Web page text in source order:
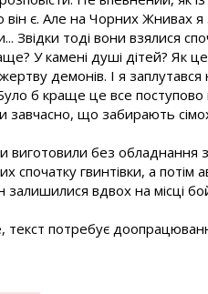
є. Але на Чорних Жнивах я
Звідки тоді вони взялися
У камені душі дітей? Як
жертву демонів. І я
б краще це все
завчасно, що забирають
без обладнання
спочатку гвинтівки, а
залишилися вдвох на
текст потребує